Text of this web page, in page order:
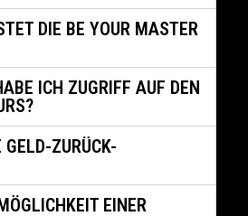
DIE BE YOUR MASTER
ICH ZUGRIFF AUF DEN
GELD-ZURÜCK-
EINER